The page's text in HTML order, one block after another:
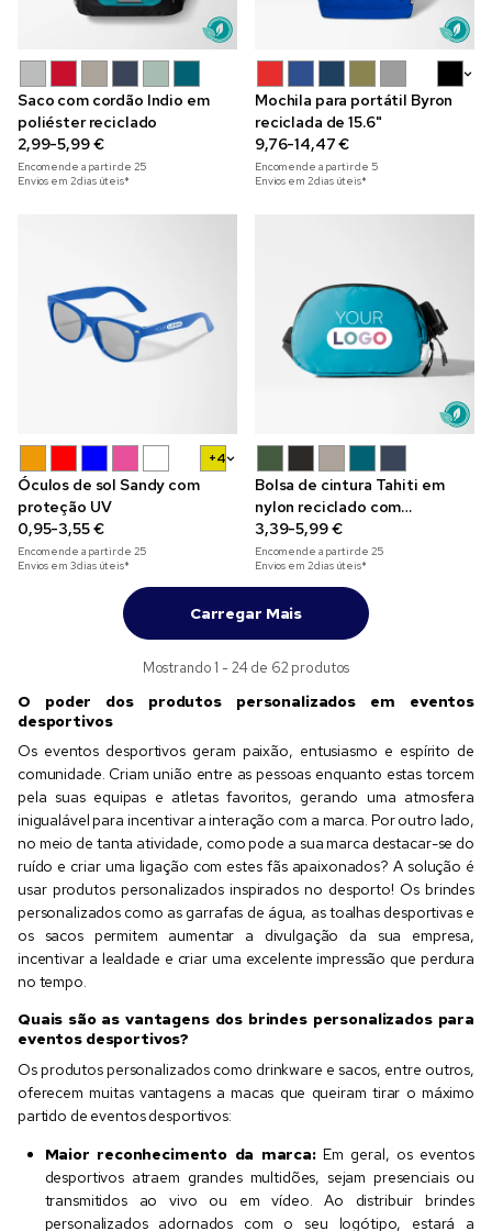
Saco com cordão Indio em
poliéster reciclado
2,99-5,99 €
Encomende a partir de 25
Envios em 2 dias úteis*
Mochila para portátil Byron
reciclada de 15.6"
9,76-14,47 €
Encomende a partir de 5
Envios em 2 dias úteis*
+4
Óculos de sol Sandy com
proteção UV
0,95-3,55 €
Encomende a partir de 25
Envios em 3 dias úteis*
Bolsa de cintura Tahiti em
nylon reciclado com
impressão policromática
3,39-5,99 €
Encomende a partir de 25
Envios em 2 dias úteis*
Carregar Mais
Mostrando 1 - 24 de 62 produtos
O poder dos produtos personalizados em eventos
desportivos
Os eventos desportivos geram paixão, entusiasmo e espírito de
comunidade. Criam união entre as pessoas enquanto estas torcem
pela suas equipas e atletas favoritos, gerando uma atmosfera
inigualável para incentivar a interação com a marca. Por outro lado,
no meio de tanta atividade, como pode a sua marca destacar-se do
ruído e criar uma ligação com estes fãs apaixonados? A solução é
usar produtos personalizados inspirados no desporto! Os brindes
personalizados como as garrafas de água, as toalhas desportivas e
os sacos permitem aumentar a divulgação da sua empresa,
incentivar a lealdade e criar uma excelente impressão que perdura
no tempo.
Quais são as vantagens dos brindes personalizados para
eventos desportivos?
Os produtos personalizados como drinkware e sacos, entre outros,
oferecem muitas vantagens a macas que queiram tirar o máximo
partido de eventos desportivos:
Maior reconhecimento da marca:Em geral, os eventos
desportivos atraem grandes multidões, sejam presenciais ou
transmitidos ao vivo ou em vídeo. Ao distribuir brindes
personalizados adornados com o seu logótipo, estará a